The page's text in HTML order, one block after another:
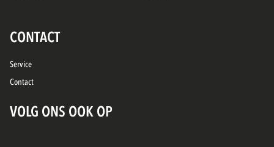
CONTACT
Service
Contact
VOLG ONS OOK OP